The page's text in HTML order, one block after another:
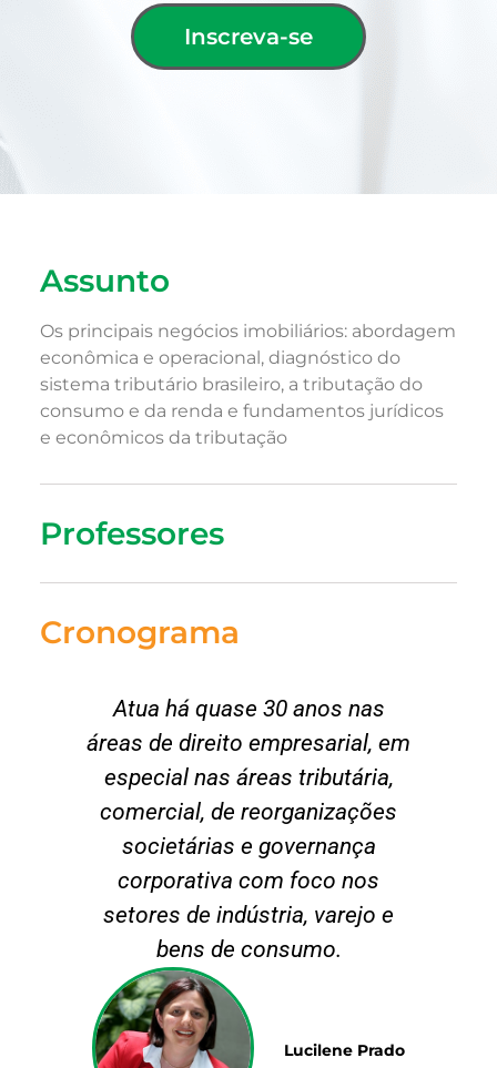
Inscreva-se
Assunto
Os principais negócios imobiliários: abordagem
econômica e operacional​, diagnóstico do
sistema tributário brasileiro​, a tributação do
consumo e da renda e fundamentos jurídicos
e econômicos da tributação
Professores
Cronograma
Atua há quase 30 anos nas
áreas de direito empresarial, em
especial nas áreas tributária,
comercial, de reorganizações
societárias e governança
corporativa com foco nos
setores de indústria, varejo e
bens de consumo.
Lucilene Prado